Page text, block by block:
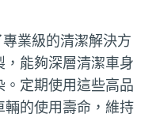
業級的清潔解決方
能夠深層清潔車身
定期使用這些高品
輛的使用壽命，維持